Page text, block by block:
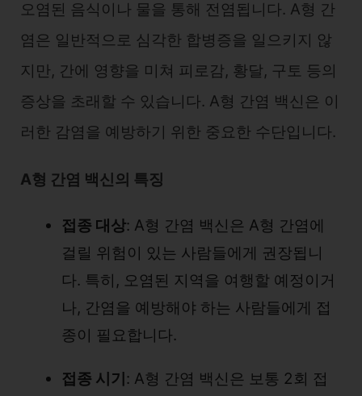
오염된 음식이나 물을 통해 전염됩니다. A형 간
염은 일반적으로 심각한 합병증을 일으키지 않
지만, 간에 영향을 미쳐 피로감, 황달, 구토 등의
증상을 초래할 수 있습니다. A형 간염 백신은 이
러한 감염을 예방하기 위한 중요한 수단입니다.
A형 간염 백신의 특징
접종 대상: A형 간염 백신은 A형 간염에
걸릴 위험이 있는 사람들에게 권장됩니
다. 특히, 오염된 지역을 여행할 예정이거
나, 간염을 예방해야 하는 사람들에게 접
종이 필요합니다.
접종 시기 : A형 간염 백신은 보통 2회 접